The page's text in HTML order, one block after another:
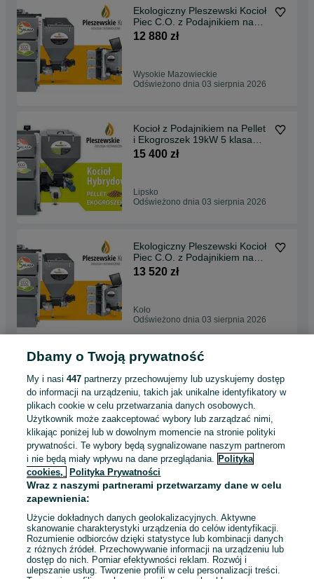
Ekologiczny Pleszewski Kocioł
Piec C.O. z Podajnikiem na
Ekogroszek 15kW 5 klasa
12 880 zł
Wysokie Mazowieckie
Odświeżono dnia 03 sierpnia 2026
Kocioł z Podajnikiem na Pellet
i Ekogroszek 19kW 5 klasa
Ekodesign, HYBRYDA, DUO,
15 400 zł
Lipsko
Odświeżono dnia 03 sierpnia 2026
Ekologiczny Pleszewski Kocioł
Piec C.O. z Podajnikiem na
Ekogroszek 24kW 5 klasa
13 520 zł
Koło
Odświeżono dnia 03 sierpnia 2026
Ekologiczny Pleszewski Kocioł
Piec C.O. z Podajnikiem na
Ekogroszek 19kW 5 klasa
Ekodesign, dostawa GRATIS,
dotacja, montaż
13 300 zł
Jarocin
Odświeżono dnia 03 sierpnia 2026
Pleszewski Kocioł Piec z
Podajnikiem na Pellet 19kW 5
GRATIS, dotacja, montaż, lista
ZUM
Tuchola
Odświeżono dnia 03 sierpnia 2026
Dbamy o Twoją prywatność
My i nasi447 partnerzy przechowujemy lub uzyskujemy dostęp
do informacji na urządzeniu, takich jak unikalne identyfikatory w
plikach cookie w celu przetwarzania danych osobowych.
Użytkownik może zaakceptować wybory lub zarządzać nimi,
klikając poniżej lub w dowolnym momencie na stronie polityki
prywatności. Te wybory będą sygnalizowane naszym partnerom
i nie będą miały wpływu na dane przeglądania. Polityka
cookies,
Polityka Prywatności
Wraz z naszymi partnerami przetwarzamy dane w celu
zapewnienia:
Użycie dokładnych danych geolokalizacyjnych. Aktywne
skanowanie charakterystyki urządzenia do celów identyfikacji.
Rozumienie odbiorców dzięki statystyce lub kombinacji danych
z różnych źródeł. Przechowywanie informacji na urządzeniu lub
dostęp do nich. Pomiar efektywności reklam. Rozwój i
ulepszanie usług. Tworzenie profili w celu personalizacji treści.